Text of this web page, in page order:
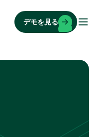
デモを見る